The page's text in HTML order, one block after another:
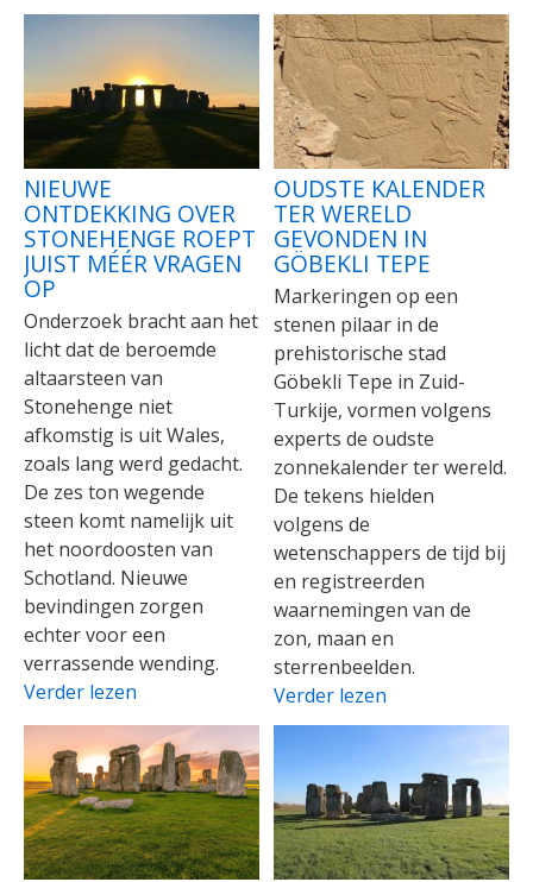
NIEUWE
ONTDEKKING OVER
STONEHENGE ROEPT
JUIST MÉÉR VRAGEN
OP
Onderzoek bracht aan het
licht dat de beroemde
altaarsteen van
Stonehenge niet
afkomstig is uit Wales,
zoals lang werd gedacht.
De zes ton wegende
steen komt namelijk uit
het noordoosten van
Schotland. Nieuwe
bevindingen zorgen
echter voor een
verrassende wending.
Verder lezen
OUDSTE KALENDER
TER WERELD
GEVONDEN IN
GÖBEKLI TEPE
Markeringen op een
stenen pilaar in de
prehistorische stad
Göbekli Tepe in Zuid-
Turkije, vormen volgens
experts de oudste
zonnekalender ter wereld.
De tekens hielden
volgens de
wetenschappers de tijd bij
en registreerden
waarnemingen van de
zon, maan en
sterrenbeelden.
Verder lezen